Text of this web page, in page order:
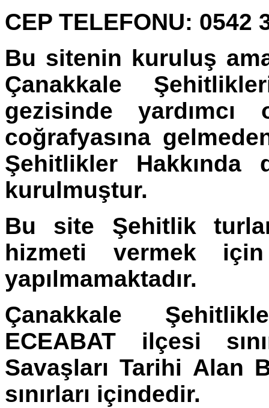
CEP TELEFONU: 0542
Bu sitenin kuruluş
Çanakkale
gezisinde yardımcı
coğrafyasına
Şehitlikler
kurulmuştur.
Bu site Şehitlik
hizmeti vermek
yapılmamaktadır.
Çanakkale
ECEABAT ilçesi
Savaşları Tarihi Alan
sınırları içindedir.